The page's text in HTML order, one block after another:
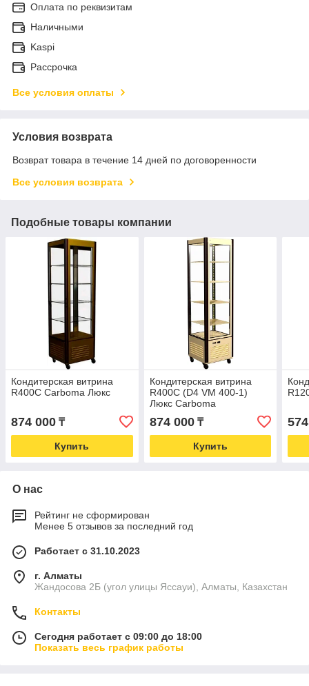
Оплата по реквизитам
Наличными
Kaspi
Рассрочка
Все условия оплаты
Условия возврата
Возврат товара в течение 14 дней по договоренности
Все условия возврата
Подобные товары компании
Кондитерская витрина
R400C Carboma Люкс
874 000 ₸
Купить
Кондитерская витрина
R400C (D4 VM 400-1)
Люкс Carboma
874 000₸
Купить
О нас
Рейтинг не сформирован
Менее 5 отзывов за последний год
Работает с 31.10.2023
г. Алматы
Жандосова 2Б (угол улицы Яссауи), Алматы, Казахстан
Контакты
Сегодня работает с 09:00 до 18:00
Показать весь график работы